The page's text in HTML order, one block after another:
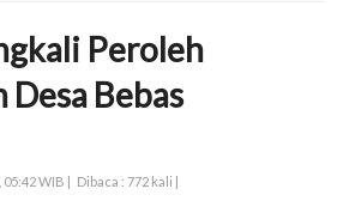
Peroleh
Desa Bebas
05:42 WIB | Dibaca : 772 kali |